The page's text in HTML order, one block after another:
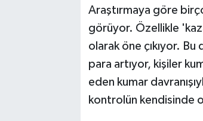
Araştırmaya göre
görüyor. Özellikle
olarak öne çıkıyor.
para artıyor, kişiler
eden kumar
kontrolün kendisinde